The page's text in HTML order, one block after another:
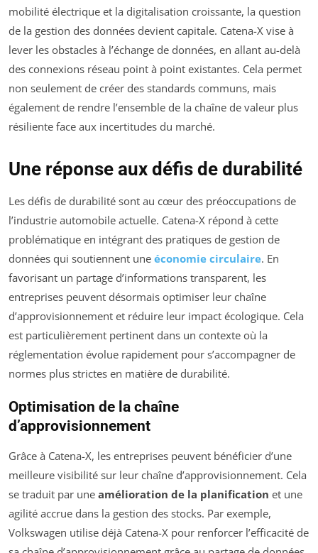
mobilité électrique et la digitalisation croissante, la question
de la gestion des données devient capitale. Catena-X vise à
lever les obstacles à l’échange de données, en allant au-delà
des connexions réseau point à point existantes. Cela permet
non seulement de créer des standards communs, mais
également de rendre l’ensemble de la chaîne de valeur plus
résiliente face aux incertitudes du marché.
Une réponse aux défis de durabilité
Les défis de durabilité sont au cœur des préoccupations de
l’industrie automobile actuelle. Catena-X répond à cette
problématique en intégrant des pratiques de gestion de
données qui soutiennent une économie circulaire. En
favorisant un partage d’informations transparent, les
entreprises peuvent désormais optimiser leur chaîne
d’approvisionnement et réduire leur impact écologique. Cela
est particulièrement pertinent dans un contexte où la
réglementation évolue rapidement pour s’accompagner de
normes plus strictes en matière de durabilité.
Optimisation de la chaîne
d’approvisionnement
Grâce à Catena-X, les entreprises peuvent bénéficier d’une
meilleure visibilité sur leur chaîne d’approvisionnement. Cela
se traduit par une amélioration de la planification et une
agilité accrue dans la gestion des stocks. Par exemple,
Volkswagen utilise déjà Catena-X pour renforcer l’efficacité de